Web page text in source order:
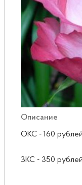
Сирень
Описание
ОКС - 160 рублей
ЗКС - 350 рублей